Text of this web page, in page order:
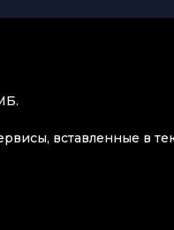
вставленные в